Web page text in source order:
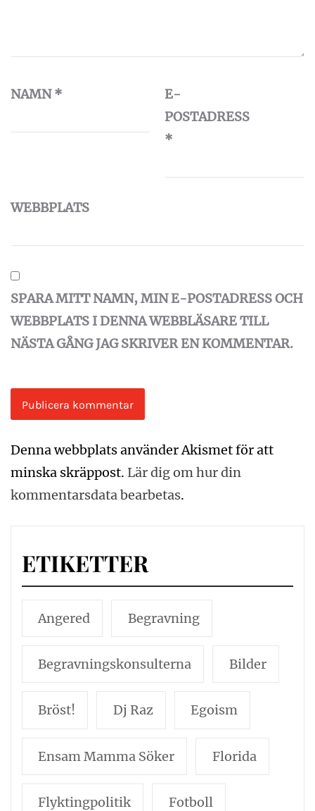
NAMN*
E-
POSTADRESS
*
WEBBPLATS
SPARA MITT NAMN, MIN E-POSTADRESS OCH
WEBBPLATS I DENNA WEBBLÄSARE TILL
NÄSTA GÅNG JAG SKRIVER EN KOMMENTAR.
Denna webbplats använder Akismet för att
minska skräppost. Lär dig om hur din
kommentarsdata bearbetas.
ETIKETTER
Angered Begravning
Begravningskonsulterna Bilder
Bröst! Dj Raz Egoism
Ensam Mamma Söker Florida
Flyktingpolitik Fotboll